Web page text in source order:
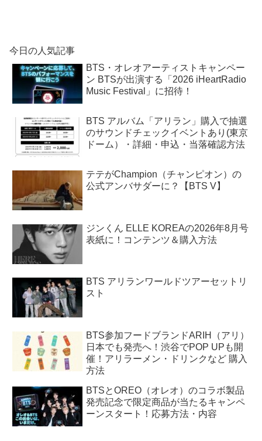
今日の人気記事
BTS・オレオアーティストキャンペー
ン BTSが出演する「2026 iHeartRadio
Music Festival」に招待！
BTS アルバム「アリラン」購入で抽選
のサウンドチェックイベントあり(東京
ドーム）・詳細・申込・当落確認方法
テテがChampion（チャンピオン）の
公式アンバサダーに？【BTS V】
ジンくん ELLE KOREAの2026年8月号
表紙に！コンテンツ＆購入方法
BTS アリランワールドツアーセットリ
スト
BTS参加フードブランドARIH（アリ）
日本でも発売へ！渋谷でPOP UPも開
催！アリラーメン・ドリンクなど 購入
方法
BTSとOREO（オレオ）のコラボ製品
発売記念で限定商品が当たるキャンペ
ーンスタート！応募方法・内容